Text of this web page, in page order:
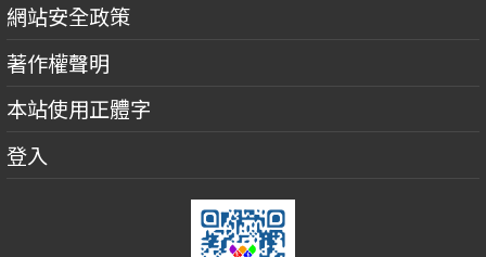
網站安全政策
著作權聲明
本站使用正體字
登入